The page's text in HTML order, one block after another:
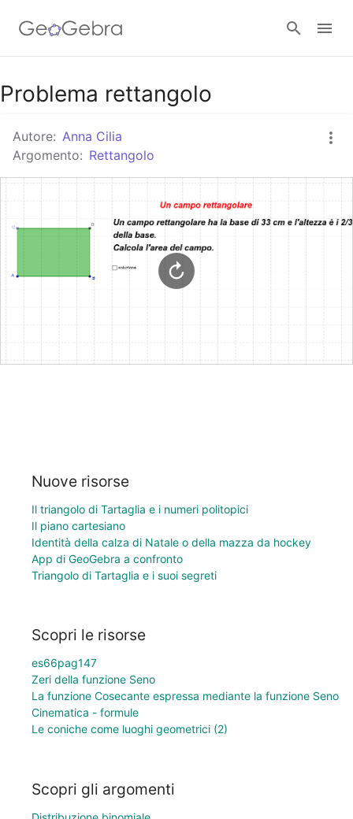
Google Classroom
GeoGebra Classroom
Accedi
Problema rettangolo
Autore: Anna Cilia
Argomento: Rettangolo
Nuove risorse
Il triangolo di Tartaglia e i numeri politopici
Il piano cartesiano
Identità della calza di Natale o della mazza da hockey
App di GeoGebra a confronto
Triangolo di Tartaglia e i suoi segreti
Scopri le risorse
es66pag147
Zeri della funzione Seno
La funzione Cosecante espressa mediante la funzione Seno
Cinematica - formule
Le coniche come luoghi geometrici (2)
Scopri gli argomenti